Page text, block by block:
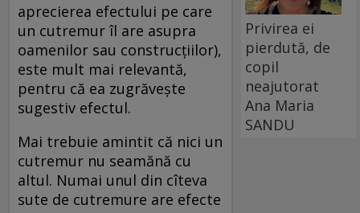
aprecierea efectului pe care
un cutremur îl are asupra
oamenilor sau construcţiilor),
este mult mai relevantă,
pentru că ea zugrăveşte
sugestiv efectul.
Mai trebuie amintit că nici un
cutremur nu seamănă cu
altul. Numai unul din cîteva
sute de cutremure are efecte
Privirea ei
pierdută, de
copil
neajutorat
Ana Maria
SANDU